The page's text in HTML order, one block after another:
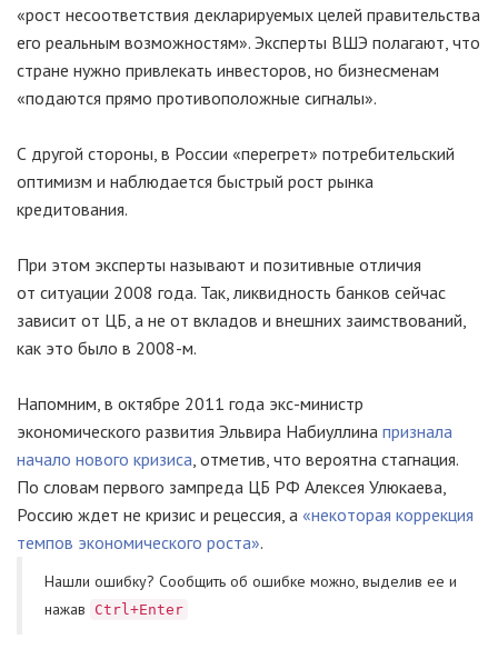
«рост несоответствия декларируемых целей правительства
его реальным возможностям». Эксперты ВШЭ полагают, что
стране нужно привлекать инвесторов, но бизнесменам
«подаются прямо противоположные сигналы».
С другой стороны, в России «перегрет» потребительский
оптимизм и наблюдается быстрый рост рынка
кредитования.
При этом эксперты называют и позитивные отличия
от ситуации 2008 года. Так, ликвидность банков сейчас
зависит от ЦБ, а не от вкладов и внешних заимствований,
как это было в 2008-м.
Напомним, в октябре 2011 года экс-министр
экономического развития Эльвира Набиуллина признала
начало нового кризиса, отметив, что вероятна стагнация.
По словам первого зампреда ЦБ РФ Алексея Улюкаева,
Россию ждет не кризис и рецессия, а «некоторая коррекция
темпов экономического роста».
Нашли ошибку? Cообщить об ошибке можно, выделив ее и
нажав
Ctrl+Enter